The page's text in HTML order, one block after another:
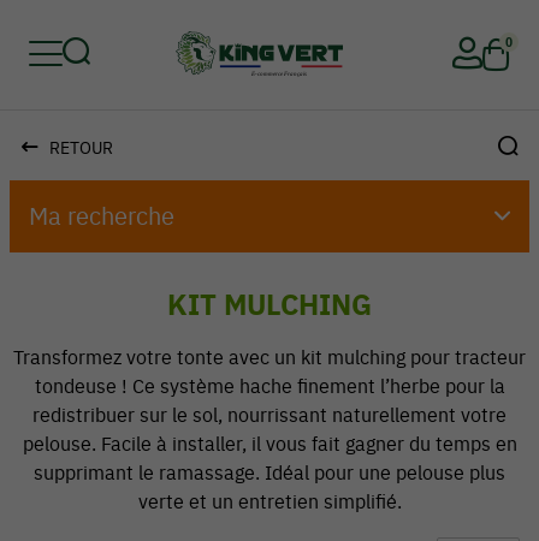
0
RETOUR
Ma recherche
KIT MULCHING
Transformez votre tonte avec un kit mulching pour tracteur
tondeuse ! Ce système hache finement l’herbe pour la
redistribuer sur le sol, nourrissant naturellement votre
pelouse. Facile à installer, il vous fait gagner du temps en
supprimant le ramassage. Idéal pour une pelouse plus
verte et un entretien simplifié.